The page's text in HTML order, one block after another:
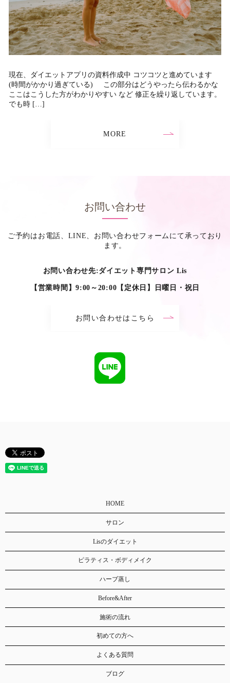
現在、ダイエットアプリの資料作成中 コツコツと進めています
(時間がかかり過ぎている) この部分はどうやったら伝わるかな
ここはこうした方がわかりやすい など 修正を繰り返しています。
でも時 […]
MORE
お問い合わせ
ご予約はお電話、LINE、お問い合わせフォームにて承っており
ます。
お問い合わせ先:ダイエット専門サロン Lis
【営業時間】9:00～20:00【定休日】日曜日・祝日
お問い合わせはこちら
HOME
サロン
Lisのダイエット
ピラティス・ボディメイク
ハーブ蒸し
Before&After
施術の流れ
初めての方へ
よくある質問
ブログ